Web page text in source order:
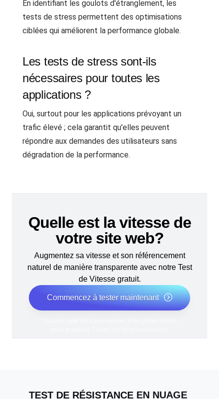
En identifiant les goulots d'étranglement, les
tests de stress permettent des optimisations
ciblées qui améliorent la performance globale.
Les tests de stress sont-ils
nécessaires pour toutes les
applications ?
Oui, surtout pour les applications prévoyant un
trafic élevé ; cela garantit qu'elles peuvent
répondre aux demandes des utilisateurs sans
dégradation de la performance.
Quelle est la vitesse de
votre site web?
Augmentez sa vitesse et son référencement
naturel de manière transparente avec notre Test
de Vitesse gratuit.
Commencez à tester maintenant
TEST DE RÉSISTANCE EN NUAGE